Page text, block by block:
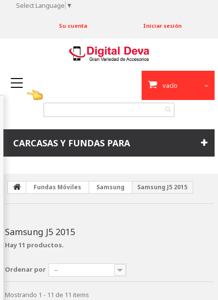
Select Language ▼
Iniciar sesión
Su cuenta
vacío
CARCASAS Y FUNDAS PARA
Fundas Móviles Samsung Samsung J5 2015
Samsung J5 2015
Hay 11 productos.
Ordenar por --
Mostrando 1 - 11 de 11 items